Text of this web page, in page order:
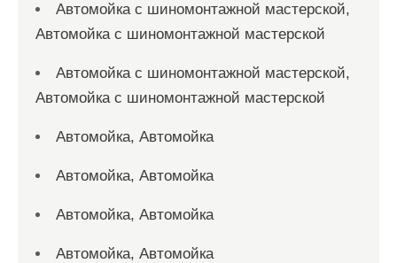
Автомойка с шиномонтажной мастерской,
Автомойка с шиномонтажной мастерской
Автомойка с шиномонтажной мастерской,
Автомойка с шиномонтажной мастерской
Автомойка, Автомойка
Автомойка, Автомойка
Автомойка, Автомойка
Автомойка, Автомойка